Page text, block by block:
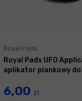
Royal Pads
Royal Pads UFO
aplikator piankowy do
6,00 zł